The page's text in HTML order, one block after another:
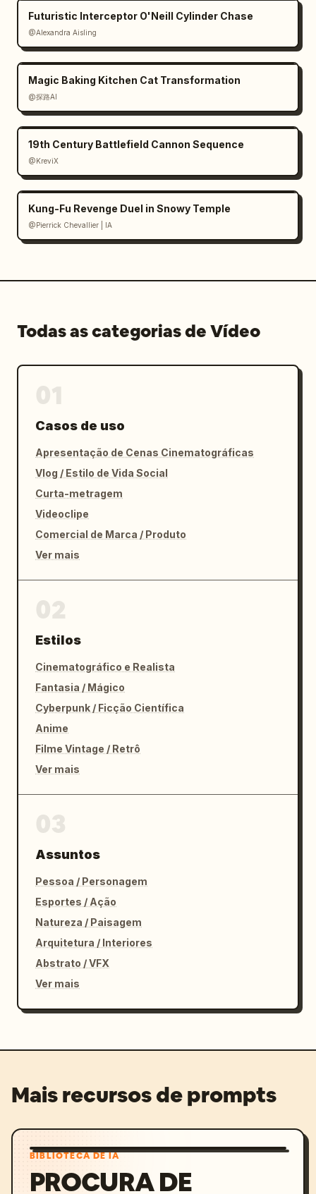
Futuristic Interceptor O'Neill Cylinder Chase
@Alexandra Aisling
Magic Baking Kitchen Cat Transformation
@探路AI
19th Century Battlefield Cannon Sequence
@KreviX
Kung-Fu Revenge Duel in Snowy Temple
@Pierrick Chevallier | IA
Todas as categorias de Vídeo
Casos de uso
Apresentação de Cenas Cinematográficas
Vlog / Estilo de Vida Social
Curta-metragem
Videoclipe
Comercial de Marca / Produto
Ver mais
Estilos
Cinematográfico e Realista
Fantasia / Mágico
Cyberpunk / Ficção Científica
Anime
Filme Vintage / Retrô
Ver mais
Assuntos
Pessoa / Personagem
Esportes / Ação
Natureza / Paisagem
Arquitetura / Interiores
Abstrato / VFX
Ver mais
Mais recursos de prompts
BIBLIOTECA DE IA
PROCURA DE